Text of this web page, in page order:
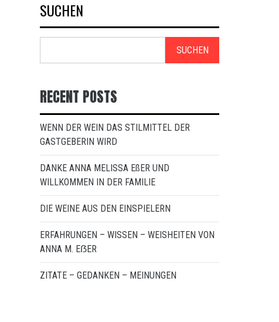
SUCHEN
SUCHEN
RECENT POSTS
WENN DER WEIN DAS STILMITTEL DER
GASTGEBERIN WIRD
DANKE ANNA MELISSA EßER UND
WILLKOMMEN IN DER FAMILIE
DIE WEINE AUS DEN EINSPIELERN
ERFAHRUNGEN – WISSEN – WEISHEITEN VON
ANNA M. EẞER
ZITATE – GEDANKEN – MEINUNGEN